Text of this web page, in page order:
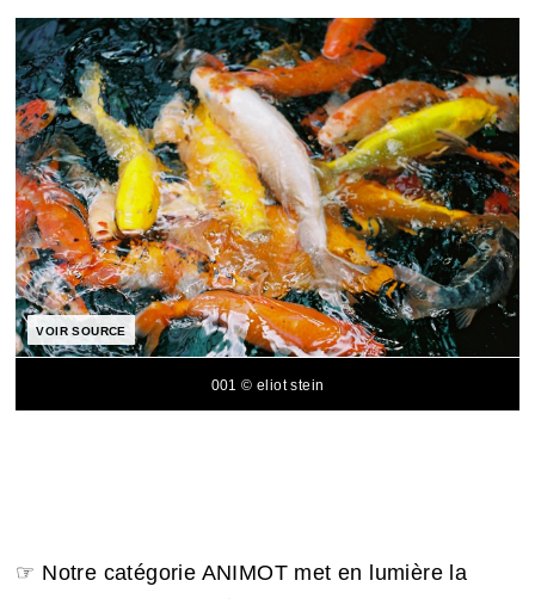
VOIR SOURCE
001 © eliot stein
☞ Notre catégorie ANIMOT met en lumière la